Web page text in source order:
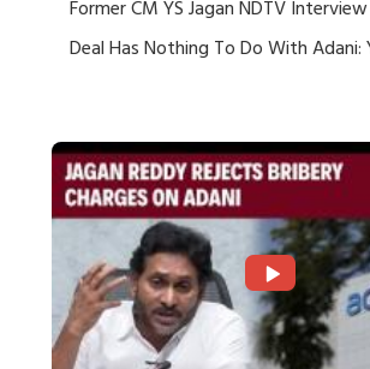
Former CM YS Jagan NDTV
Deal Has Nothing To Do With Adani: